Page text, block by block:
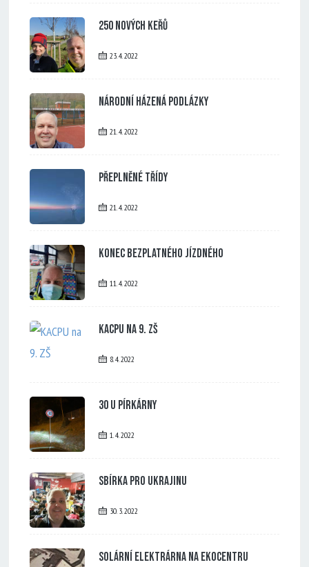
250 nových keřů
23. 4. 2022
Národní házená Podlázky
21. 4. 2022
Přeplněné třídy
21. 4. 2022
Konec bezplatného jízdného
11. 4. 2022
KACPU na 9. ZŠ
8. 4. 2022
30 u Pírkárny
1. 4. 2022
Sbírka pro Ukrajinu
30. 3. 2022
Solární elektrárna na Ekocentru